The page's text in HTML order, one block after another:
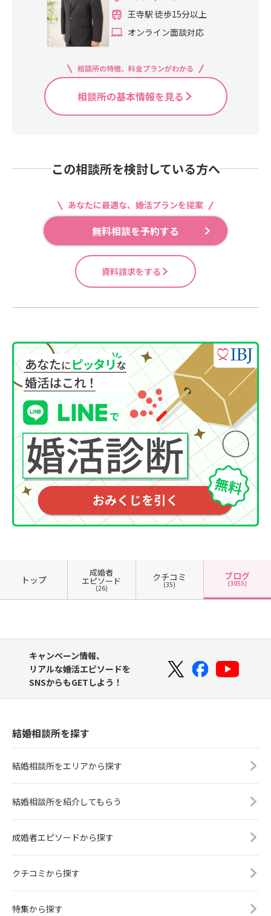
王寺駅 徒歩15分以上
オンライン面談対応
相談所の特徴、料金プランがわかる
相談所の基本情報を見る
この相談所を検討している方へ
あなたに最適な、婚活プランを提案
無料相談を予約する
資料請求をする
トップ
成婚者
エピソード
(26)
クチコミ
(35)
ブログ
(3055)
キャンペーン情報、
リアルな婚活エピソードを
SNSからもGETしよう！
結婚相談所を探す
結婚相談所をエリアから探す
結婚相談所を紹介してもらう
成婚者エピソードから探す
クチコミから探す
特集から探す